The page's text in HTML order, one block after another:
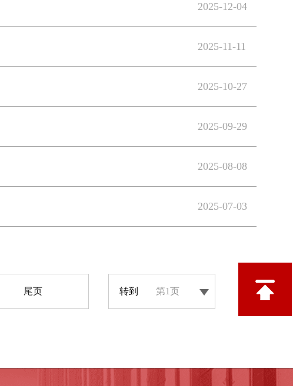
2025-12-04
2025-11-11
2025-10-27
2025-09-29
2025-08-08
2025-07-03
尾页 转到 第1页